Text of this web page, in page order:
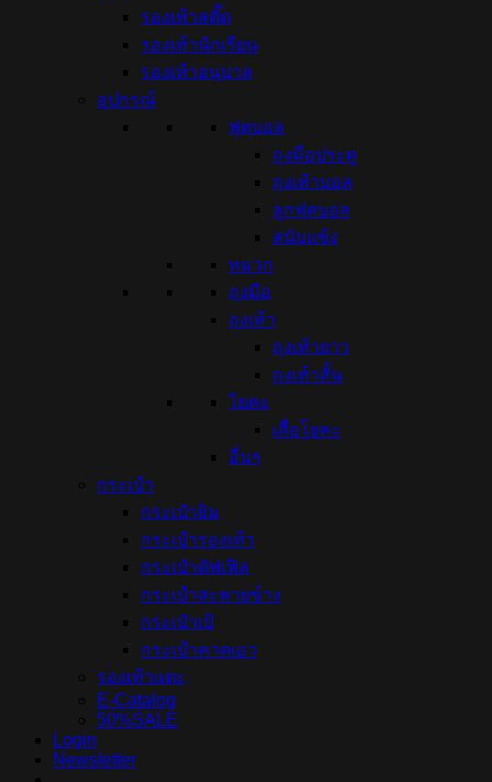
รองเท้าสตั๊ด
รองเท้านักเรียน
รองเท้าอนุบาล
อุปกรณ์
ฟุตบอล
ถุงมือประตู
ถุงเท้าบอล
ลูกฟุตบอล
สนับแข้ง
หมวก
ถุงมือ
ถุงเท้า
ถุงเท้ายาว
ถุงเท้าสั้น
โยคะ
เสื่อโยคะ
อื่นๆ
กระเป๋า
กระเป๋ายิม
กระเป๋ารองเท้า
กระเป๋าดัฟเฟิล
กระเป๋าสะพายข้าง
กระเป๋าเป้
กระเป๋าคาดเอว
รองเท้าแตะ
E-Catalog
50%SALE
Login
Newsletter